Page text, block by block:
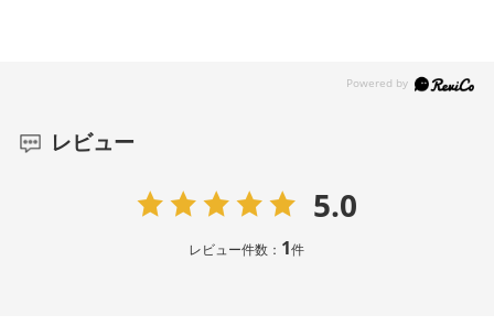
レビュー
5.0
レビュー件数： 1件